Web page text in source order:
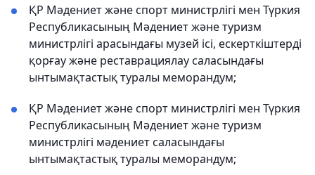
ҚР Мәдениет және спорт министрлігі мен Түркия
Республикасының Мәдениет және туризм
министрлігі арасындағы музей ісі, ескерткіштерді
қорғау және реставрациялау саласындағы
ынтымақтастық туралы меморандум;
ҚР Мәдениет және спорт министрлігі мен Түркия
Республикасының Мәдениет және туризм
министрлігі мәдениет саласындағы
ынтымақтастық туралы меморандум;